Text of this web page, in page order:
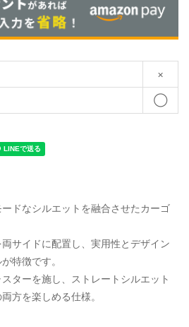
×
◯
ドなシルエットを融合させたカーゴ
サイドに配置し、実用性とデザイン
特徴です。
ターを施し、ストレートシルエット
方を楽しめる仕様。